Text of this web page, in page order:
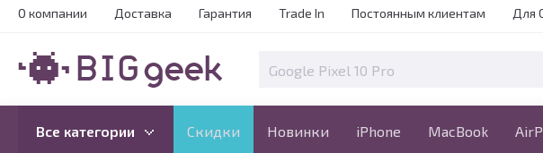
О компании Доставка Гарантия Trade In Постоянным клиентам Для
Все категории Скидки Новинки iPhone MacBook
Скидки Новинки iPhone MacBook
Все категории